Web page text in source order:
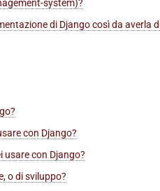
system)?
di Django così da averla
con Django?
usare con Django?
o di sviluppo?